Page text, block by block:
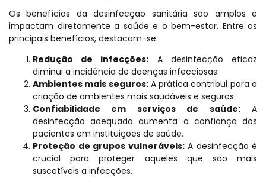
Os benefícios da desinfecção sanitária são amplos e
impactam diretamente a saúde e o bem-estar. Entre os
principais benefícios, destacam-se:
Redução de infecções: A desinfecção eficaz
diminui a incidência de doenças infecciosas.
Ambientes mais seguros:A prática contribui para a
criação de ambientes mais saudáveis e seguros.
Confiabilidade em serviços de saúde:A
desinfecção adequada aumenta a confiança dos
pacientes em instituições de saúde.
Proteção de grupos vulneráveis:A desinfecção é
crucial para proteger aqueles que são mais
suscetíveis a infecções.